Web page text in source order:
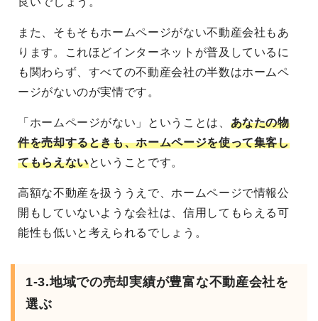
また、そもそもホームページがない不動産会社もあ
ります。これほどインターネットが普及しているに
も関わらず、すべての不動産会社の半数はホームペ
ージがないのが実情です。
「ホームページがない」ということは、 あなたの物
件を売却するときも、ホームページを使って集客し
てもらえないということです。
高額な不動産を扱ううえで、ホームページで情報公
開もしていないような会社は、信用してもらえる可
能性も低いと考えられるでしょう。
1-3.地域での売却実績が豊富な不動産会社を
選ぶ